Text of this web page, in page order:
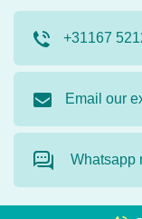
+31167
Email our
Whatsapp